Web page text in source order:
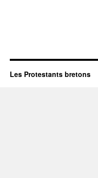
Les Protestants bretons